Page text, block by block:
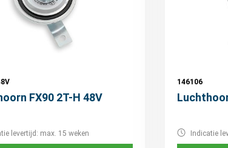
FX90 2T-H 48V
levertijd: max. 15 weken
146106
Indicatie